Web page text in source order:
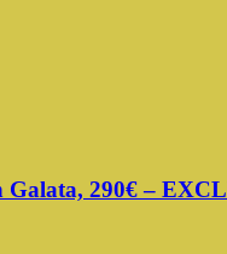
Galata, 290€ –